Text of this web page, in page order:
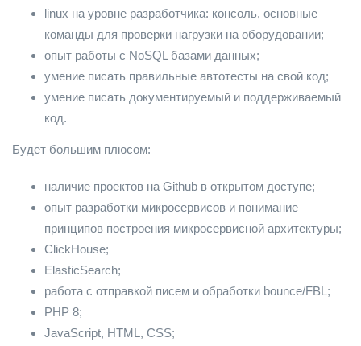
linux на уровне разработчика: консоль, основные
команды для проверки нагрузки на оборудовании;
опыт работы с NoSQL базами данных;
умение писать правильные автотесты на свой код;
умение писать документируемый и поддерживаемый
код.
Будет большим плюсом:
наличие проектов на Github в открытом доступе;
опыт разработки микросервисов и понимание
принципов построения микросервисной архитектуры;
ClickHouse;
ElasticSearch;
работа с отправкой писем и обработки bounce/FBL;
PHP 8;
JavaScript, HTML, CSS;